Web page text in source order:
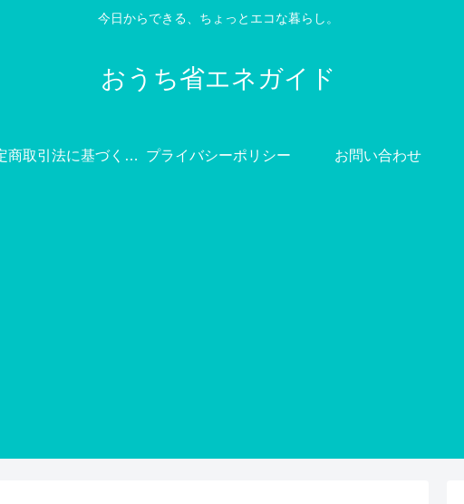
今日からできる、ちょっとエコな暮らし。
おうち省エネガイド
特定商取引法に基づく表記 プライバシーポリシー お問い合わせ